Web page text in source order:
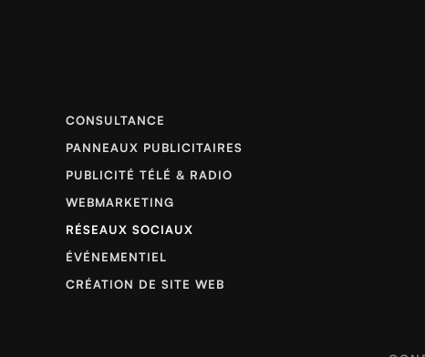
CONSULTANCE
PANNEAUX PUBLICITAIRES
PUBLICITÉ TÉLÉ & RADIO
WEBMARKETING
RÉSEAUX SOCIAUX
ÉVÉNEMENTIEL
CRÉATION DE SITE WEB